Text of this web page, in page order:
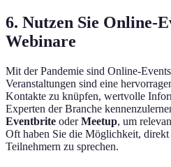
6. Nutzen Sie Online-
Webinare
Mit der Pandemie sind Online-
Veranstaltungen sind eine
Kontakte zu knüpfen, wertvolle
Experten der Branche
Eventbrite oderMeetup, um
Oft haben Sie die Möglichkeit, direkt
Teilnehmern zu sprechen.